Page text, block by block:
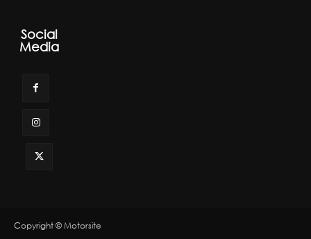
Social
Media
Copyright © Motorsite